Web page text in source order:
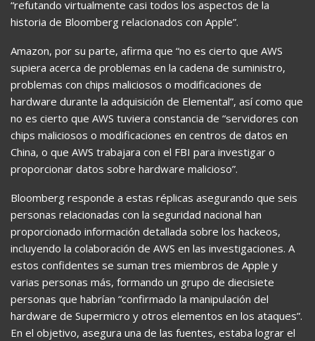
“refutando virtualmente casi todos los aspectos de la
historia de Bloomberg relacionados con Apple”.
Amazon, por su parte, afirma que “no es cierto que AWS
supiera acerca de problemas en la cadena de suministro,
problemas con chips maliciosos o modificaciones de
hardware durante la adquisición de Elemental”, así como que
no es cierto que AWS tuviera constancia de “servidores con
chips maliciosos o modificaciones en centros de datos en
China, o que AWS trabajara con el FBI para investigar o
proporcionar datos sobre hardware malicioso”.
Bloomberg responde a estas réplicas asegurando que seis
personas relacionadas con la seguridad nacional han
proporcionado información detallada sobre los hackeos,
incluyendo la colaboración de AWS en las investigaciones. A
estos confidentes se suman tres miembros de Apple y
varias personas más, formando un grupo de diecisiete
personas que habrían “confirmado la manipulación del
hardware de Supermicro y otros elementos en los ataques”.
En el objetivo, asegura una de las fuentes, estaba lograr el